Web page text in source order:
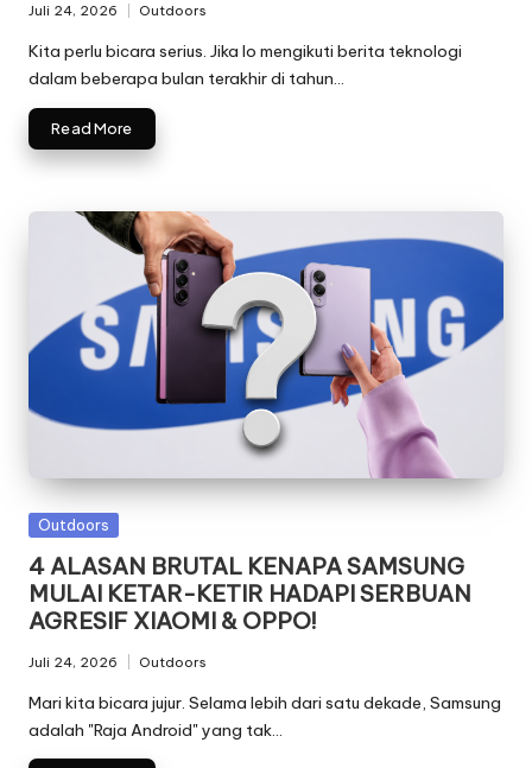
Juli 24, 2026
Posted
Outdoors
Kita perlu bicara serius. Jika lo mengikuti berita teknologi
dalam beberapa bulan terakhir di tahun…
Read More
Posted
Outdoors
4 ALASAN BRUTAL KENAPA SAMSUNG
MULAI KETAR-KETIR HADAPI SERBUAN
AGRESIF XIAOMI & OPPO!
Juli 24, 2026
Posted
Outdoors
Mari kita bicara jujur. Selama lebih dari satu dekade, Samsung
adalah "Raja Android" yang tak…